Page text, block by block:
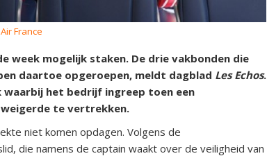
France
week mogelijk staken. De drie vakbonden die
daartoe opgeroepen, meldt dagblad Les Echos.
waarbij het bedrijf ingreep toen een
te vertrekken.
niet komen opdagen. Volgens de
die namens de captain waakt over de veiligheid van